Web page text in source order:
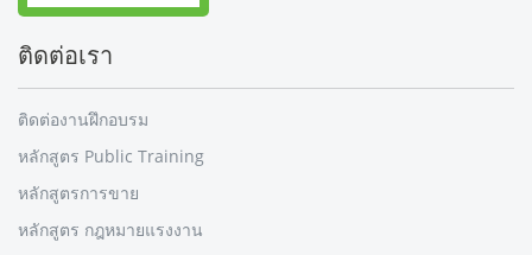
ติดต่อเรา
ติดต่องานฝึกอบรม
หลักสูตร Public Training
หลักสูตรการขาย
หลักสูตร กฎหมายแรงงาน